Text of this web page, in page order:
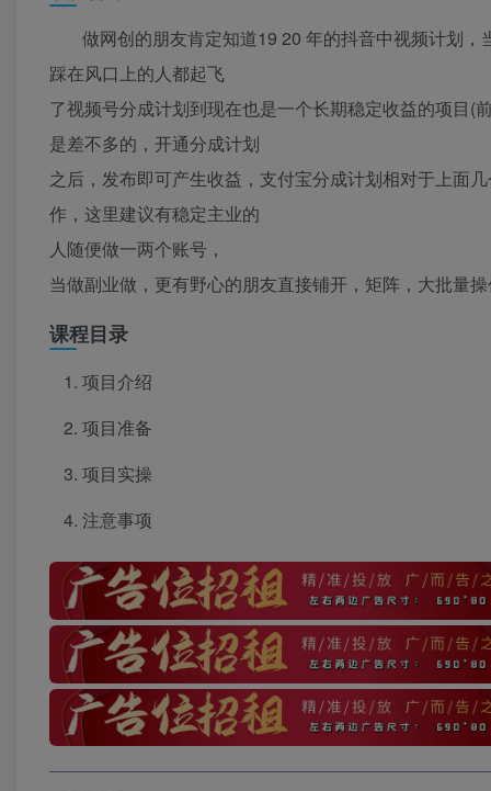
做网创的朋友肯定知道19 20 年的抖音中视频计划
踩在风口上的人都起飞
了视频号分成计划到现在也是一个长期稳定收益的项目(
是差不多的，开通分成计划
之后，发布即可产生收益，支付宝分成计划相对于上面
作，这里建议有稳定主业的
人随便做一两个账号，
当做副业做，更有野心的朋友直接铺开，矩阵，大批量
课程目录
项目介绍
项目准备
项目实操
注意事项